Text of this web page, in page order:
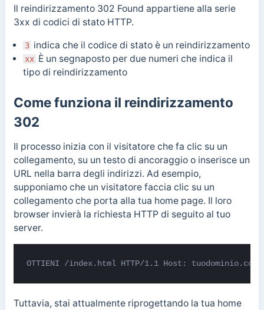
Il reindirizzamento 302 Found appartiene alla serie
3xx di codici di stato HTTP.
3 indica che il codice di stato è un reindirizzamento
xx È un segnaposto per due numeri che indica il
tipo di reindirizzamento
Come funziona il reindirizzamento
302
Il processo inizia con il visitatore che fa clic su un
collegamento, su un testo di ancoraggio o inserisce un
URL nella barra degli indirizzi. Ad esempio,
supponiamo che un visitatore faccia clic su un
collegamento che porta alla tua home page. Il loro
browser invierà la richiesta HTTP di seguito al tuo
server.
OTTIENI /index.html HTTP/1.1 Host: tuodominio.com
Tuttavia, stai attualmente riprogettando la tua home